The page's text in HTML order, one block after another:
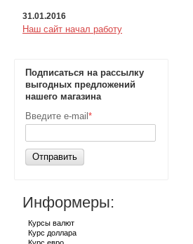
31.01.2016
Наш сайт начал работу
Подписаться на рассылку
выгодных предложений
нашего магазина
Введите e-mail *
Отправить
Информеры:
Курсы валют
Курс доллара